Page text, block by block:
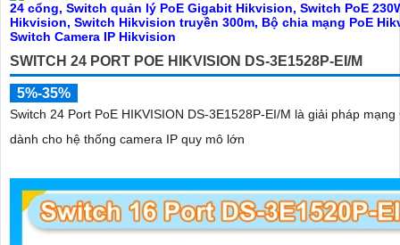
SWITCH 24 PORT POE HIKVISION DS-3E1528P-EI/M
5%-35%
Switch 24 Port PoE HIKVISION DS-3E1528P-EI/M là giải pháp mạng
dành cho hệ thống camera IP quy mô lớn